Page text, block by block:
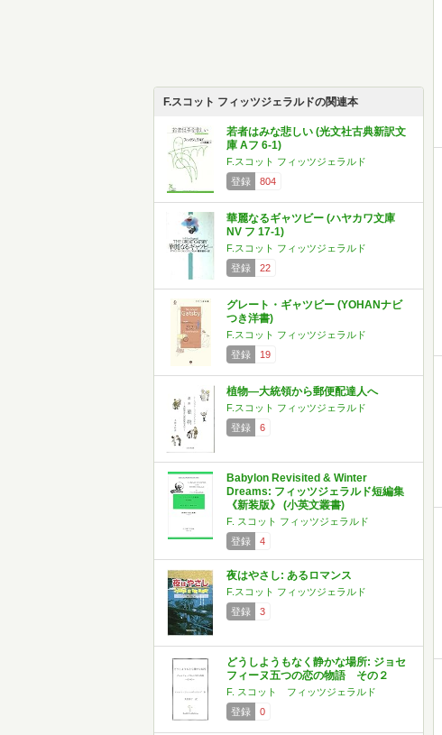
F.スコット フィッツジェラルドの関連本
若者はみな悲しい (光文社古典新訳文
庫 Aフ 6-1)
F.スコット フィッツジェラルド
登録
804
華麗なるギャツビー (ハヤカワ文庫
NV フ 17-1)
F.スコット フィッツジェラルド
登録
22
グレート・ギャツビー (YOHANナビ
つき洋書)
F.スコット フィッツジェラルド
登録
19
植物―大統領から郵便配達人へ
F.スコット フィッツジェラルド
登録
6
Babylon Revisited & Winter
Dreams: フィッツジェラルド短編集
《新装版》 (小英文叢書)
F. スコット フィッツジェラルド
登録
4
夜はやさし: あるロマンス
F.スコット フィッツジェラルド
登録
3
どうしようもなく静かな場所: ジョセ
フィーヌ五つの恋の物語 その２
F. スコット フィッツジェラルド
登録
0